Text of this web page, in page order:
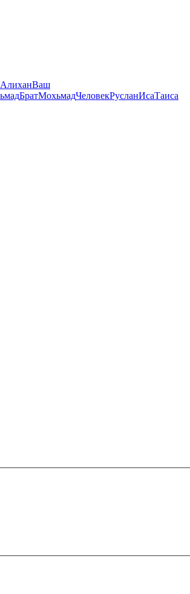
АлиханВаш
БратМохьмадЧеловекРусланИсаТаиса